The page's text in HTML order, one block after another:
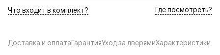
Что входит в комплект? Где посмотреть?
Доставка и оплатаГарантияУход за дверямиХарактеристики